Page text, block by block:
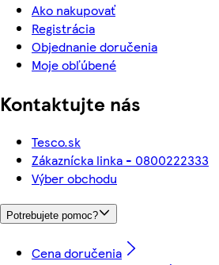
Ako nakupovať
Registrácia
Objednanie doručenia
Moje obľúbené
Kontaktujte nás
Tesco.sk
Zákaznícka linka - 0800222333
Výber obchodu
Potrebujete pomoc?
Cena doručenia